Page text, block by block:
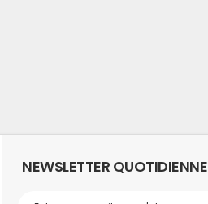
NEWSLETTER QUOTIDIENNE